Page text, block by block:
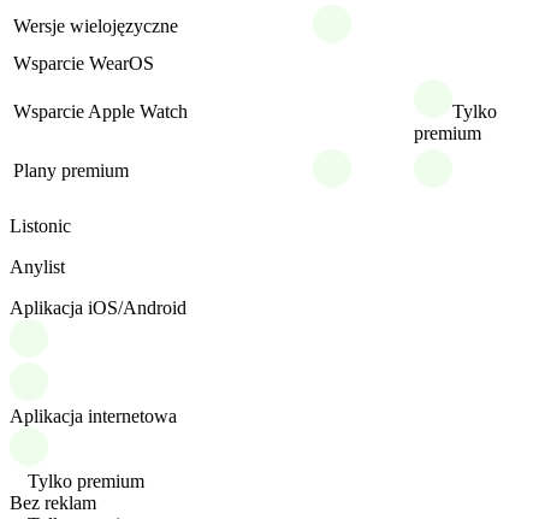
Wersje wielojęzyczne
Wsparcie WearOS
Wsparcie Apple Watch
Tylko
premium
Plany premium
Listonic
Anylist
Aplikacja iOS/Android
Aplikacja internetowa
Tylko premium
Bez reklam